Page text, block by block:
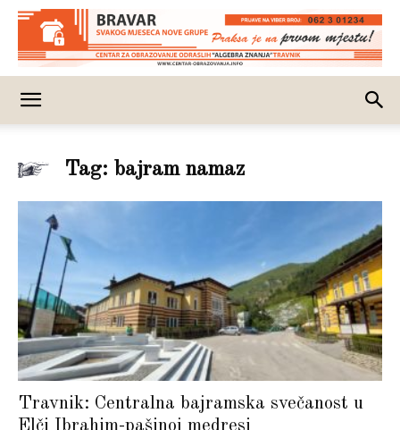
Tag: bajram namaz
Travnik: Centralna bajramska svečanost u